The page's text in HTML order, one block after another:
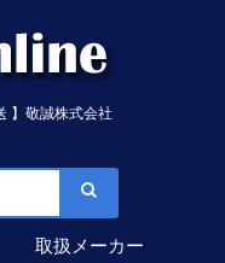
】敬誠株式会社
取扱メーカー